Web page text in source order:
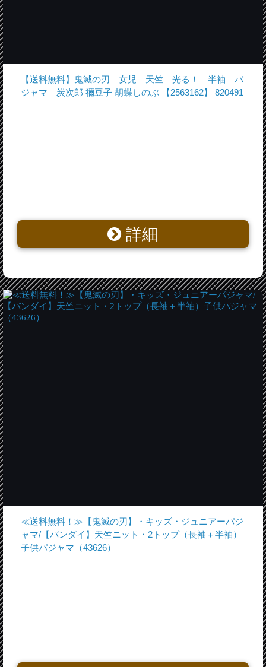
【送料無料】鬼滅の刃 女児 天竺 光る！ 半袖 パ
ジャマ 炭次郎 禰豆子 胡蝶しのぶ 【2563162】 820491
詳細
≪送料無料！≫【鬼滅の刃】・キッズ・ジュニアーパジ
ャマ/【バンダイ】天竺ニット・2トップ（長袖＋半袖）
子供パジャマ（43626）